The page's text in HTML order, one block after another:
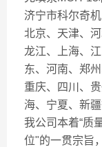
济宁市科尔奇
北京、天津、
龙江、上海、
东、河南、郑
重庆、四川、
海、宁夏、新
我公司本着“质
位"的一贯宗旨